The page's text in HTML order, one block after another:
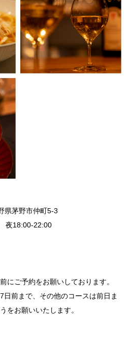
県茅野市仲町5-3
夜18:00-22:00
にご予約をお願いしております。
前まで、その他のコースは前日ま
をお願いいたします。